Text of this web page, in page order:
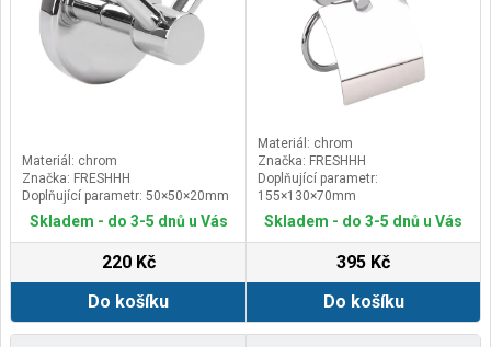
Materiál: chrom
Značka: FRESHHH
Doplňující parametr: 50×50×20mm
Skladem - do 3-5 dnů u Vás
220 Kč
Do košíku
Materiál: chrom
Značka: FRESHHH
Doplňující parametr:
155×130×70mm
Skladem - do 3-5 dnů u Vás
395 Kč
Do košíku